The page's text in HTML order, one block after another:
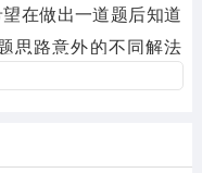
在做出一道题后知道
思路意外的不同解法
业，这里是一个为中